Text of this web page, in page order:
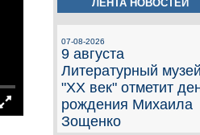
ЛЕНТА НОВОСТЕЙ
07-08-2026
9 августа
Литературный музей
"ХХ век" отметит
рождения Михаила
Зощенко